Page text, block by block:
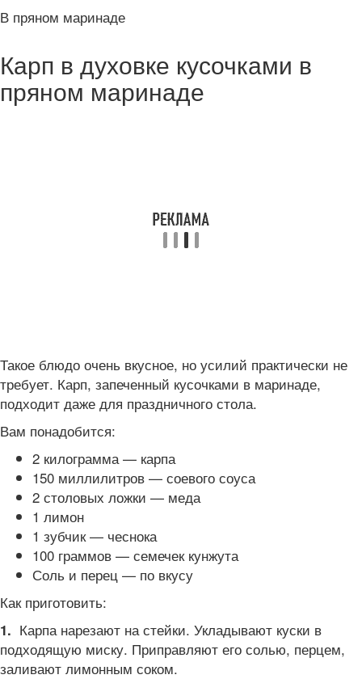
В пряном маринаде
Карп в духовке кусочками в
пряном маринаде
Такое блюдо очень вкусное, но усилий практически не
требует. Карп, запеченный кусочками в маринаде,
подходит даже для праздничного стола.
Вам понадобится:
2 килограмма — карпа
150 миллилитров — соевого соуса
2 столовых ложки — меда
1 лимон
1 зубчик — чеснока
100 граммов — семечек кунжута
Соль и перец — по вкусу
Как приготовить:
1. Карпа нарезают на стейки. Укладывают куски в
подходящую миску. Приправляют его солью, перцем,
заливают лимонным соком.